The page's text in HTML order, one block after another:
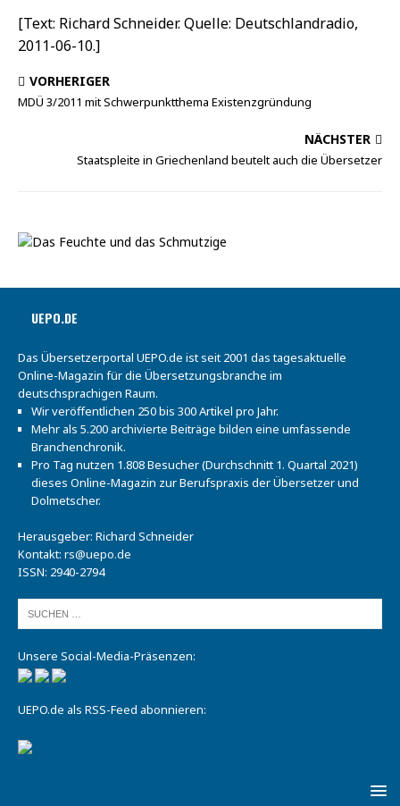
[Text: Richard Schneider. Quelle: Deutschlandradio,
2011-06-10.]
VORHERIGER
MDÜ 3/2011 mit Schwerpunktthema Existenzgründung
NÄCHSTER
Staatspleite in Griechenland beutelt auch die Übersetzer
UEPO.DE
Das Übersetzerportal UEPO.de ist seit 2001 das tagesaktuelle
Online-Magazin für die Übersetzungsbranche im
deutschsprachigen Raum.
Wir veröffentlichen 250 bis 300 Artikel pro Jahr.
Mehr als 5.200 archivierte Beiträge bilden eine umfassende
Branchenchronik.
Pro Tag nutzen 1.808 Besucher (Durchschnitt 1. Quartal 2021)
dieses Online-Magazin zur Berufspraxis der Übersetzer und
Dolmetscher.
Herausgeber: Richard Schneider
Kontakt: rs@uepo.de
ISSN: 2940-2794
Unsere Social-Media-Präsenzen:
UEPO.de als RSS-Feed abonnieren: